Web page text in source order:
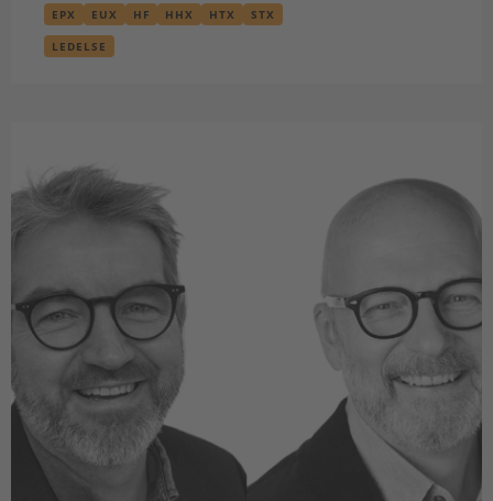
EPX EUX HF HHX HTX STX
LEDELSE